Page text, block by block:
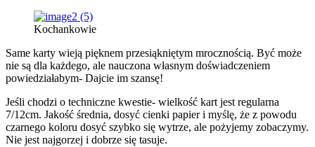
Kochankowie
Same karty wieją pięknem przesiąkniętym mrocznością. Być może
nie są dla każdego, ale nauczona własnym doświadczeniem
powiedziałabym- Dajcie im szansę!
Jeśli chodzi o techniczne kwestie- wielkość kart jest regularna
7/12cm. Jakość średnia, dosyć cienki papier i myślę, że z powodu
czarnego koloru dosyć szybko się wytrze, ale pożyjemy zobaczymy.
Nie jest najgorzej i dobrze się tasuje.